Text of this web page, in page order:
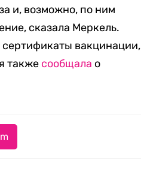
и, возможно, по ним
сказала Меркель.
вакцинации,
также сообщала о